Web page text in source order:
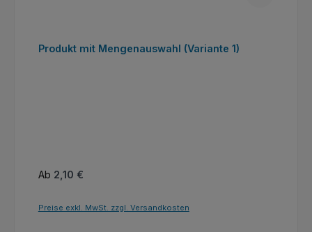
Produkt mit Mengenauswahl (Variante 1)
Regulärer Preis:
Ab 2,10 €
Preise exkl. MwSt. zzgl. Versandkosten